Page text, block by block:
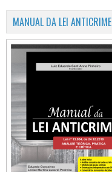
MANUAL DA LEI ANTICRIME